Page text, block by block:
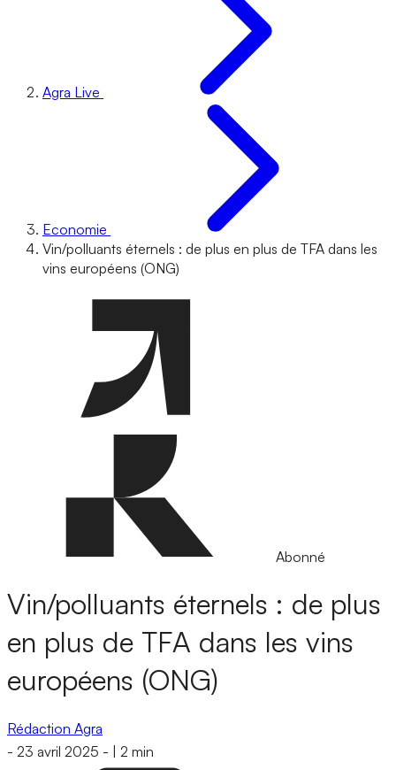
Agra Live
Economie
Vin/polluants éternels : de plus en plus de TFA dans les
vins européens (ONG)
Abonné
Vin/polluants éternels : de plus
en plus de TFA dans les vins
européens (ONG)
Rédaction Agra
- 23 avril 2025 - 2 min